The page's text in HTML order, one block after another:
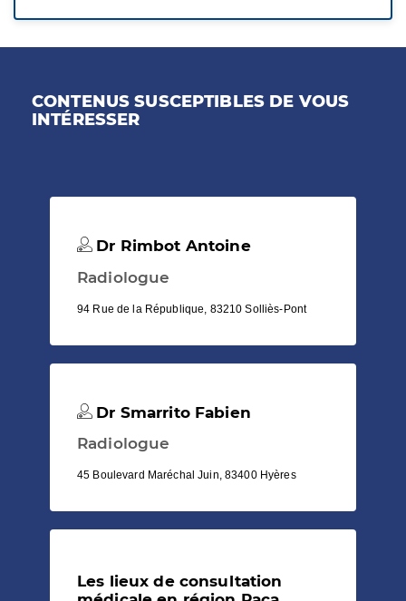
CONTENUS SUSCEPTIBLES DE VOUS
INTÉRESSER
Dr Rimbot Antoine
Radiologue
94 Rue de la République, 83210 Solliès-Pont
Dr Smarrito Fabien
Radiologue
45 Boulevard Maréchal Juin, 83400 Hyères
Les lieux de consultation